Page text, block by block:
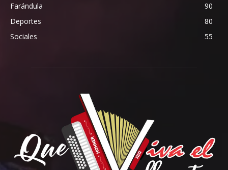
Farándula
90
Deportes
80
Sociales
55